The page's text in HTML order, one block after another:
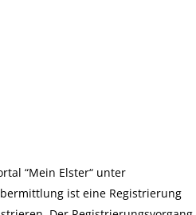
“Mein Elster“ unter
ist eine Registrierung